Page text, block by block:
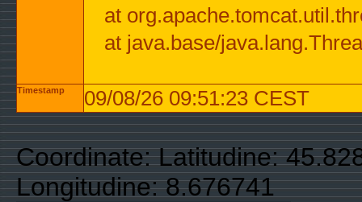
at
at java.base/
Timestamp 09/08/26 09:51:23 CEST
Coordinate: Latitudine:
Longitudine: 8.676741